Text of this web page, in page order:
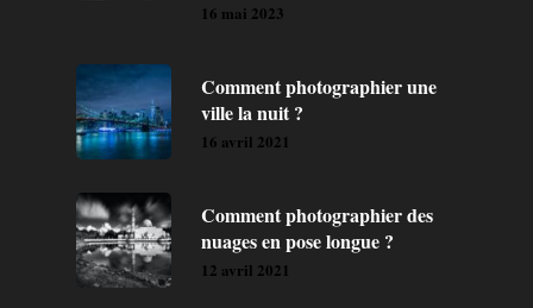
16 mai 2023
Comment photographier une
ville la nuit ?
16 avril 2021
Comment photographier des
nuages en pose longue ?
12 avril 2021